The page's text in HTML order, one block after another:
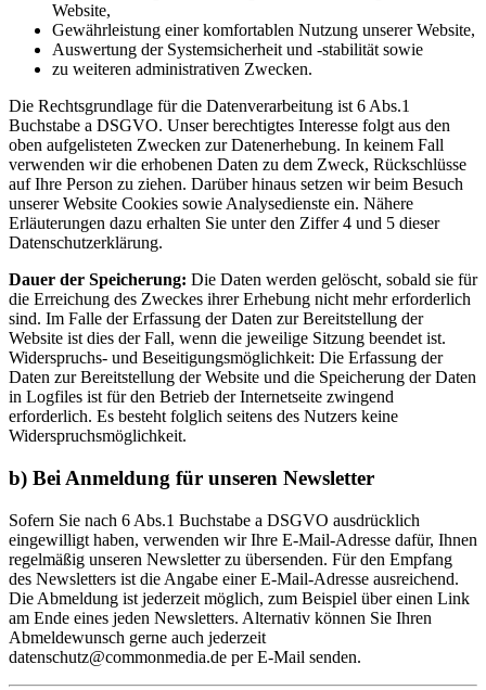
Website,
Gewährleistung einer komfortablen Nutzung unserer Website,
Auswertung der Systemsicherheit und -stabilität sowie
zu weiteren administrativen Zwecken.
Die Rechtsgrundlage für die Datenverarbeitung ist 6 Abs.1
Buchstabe a DSGVO. Unser berechtigtes Interesse folgt aus den
oben aufgelisteten Zwecken zur Datenerhebung. In keinem Fall
verwenden wir die erhobenen Daten zu dem Zweck, Rückschlüsse
auf Ihre Person zu ziehen. Darüber hinaus setzen wir beim Besuch
unserer Website Cookies sowie Analysedienste ein. Nähere
Erläuterungen dazu erhalten Sie unter den Ziffer 4 und 5 dieser
Datenschutzerklärung.
Dauer der Speicherung: Die Daten werden gelöscht, sobald sie für
die Erreichung des Zweckes ihrer Erhebung nicht mehr erforderlich
sind. Im Falle der Erfassung der Daten zur Bereitstellung der
Website ist dies der Fall, wenn die jeweilige Sitzung beendet ist.
Widerspruchs- und Beseitigungsmöglichkeit: Die Erfassung der
Daten zur Bereitstellung der Website und die Speicherung der Daten
in Logfiles ist für den Betrieb der Internetseite zwingend
erforderlich. Es besteht folglich seitens des Nutzers keine
Widerspruchsmöglichkeit.
b) Bei Anmeldung für unseren Newsletter
Sofern Sie nach 6 Abs.1 Buchstabe a DSGVO ausdrücklich
eingewilligt haben, verwenden wir Ihre E-Mail-Adresse dafür, Ihnen
regelmäßig unseren Newsletter zu übersenden. Für den Empfang
des Newsletters ist die Angabe einer E-Mail-Adresse ausreichend.
Die Abmeldung ist jederzeit möglich, zum Beispiel über einen Link
am Ende eines jeden Newsletters. Alternativ können Sie Ihren
Abmeldewunsch gerne auch jederzeit
datenschutz@commonmedia.de per E-Mail senden.